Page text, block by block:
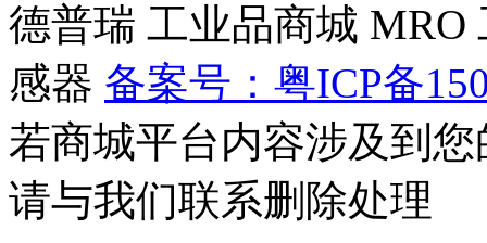
德普瑞 工业品商城 MRO
感器 备案号：粤ICP备
若商城平台内容涉及到
请与我们联系删除处理